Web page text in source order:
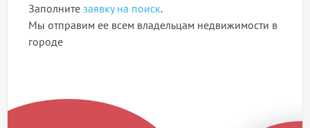
Заполните заявку на поиск.
Мы отправим ее всем владельцам недвижимости в
городе